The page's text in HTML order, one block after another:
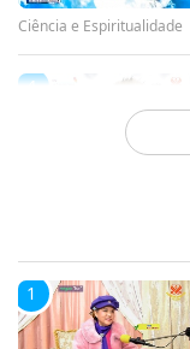
Ciência e Espiritualidade
4
1